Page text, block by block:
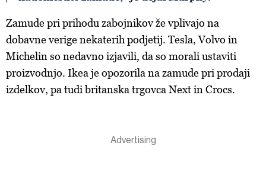
Zamude pri prihodu zabojnikov že vplivajo na
dobavne verige nekaterih podjetij. Tesla, Volvo in
Michelin so nedavno izjavili, da so morali ustaviti
proizvodnjo. Ikea je opozorila na zamude pri prodaji
izdelkov, pa tudi britanska trgovca Next in Crocs.